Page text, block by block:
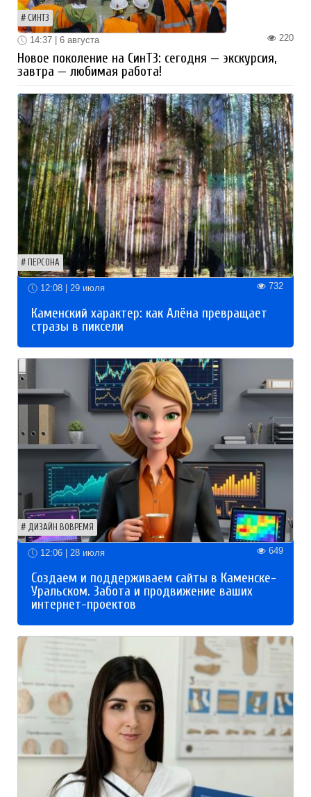
СИНТЗ
220
14:37 | 6 августа
Новое поколение на СинТЗ: сегодня — экскурсия,
завтра — любимая работа!
ПЕРСОНА
12:08 | 29 июля 732
Каменский характер: как Алёна превращает
стразы в пиксели
ДИЗАЙН ВОВРЕМЯ
12:06 | 28 июля 649
Создаем и поддерживаем сайты в Каменске-
Уральском. Забота и продвижение ваших
интернет-проектов